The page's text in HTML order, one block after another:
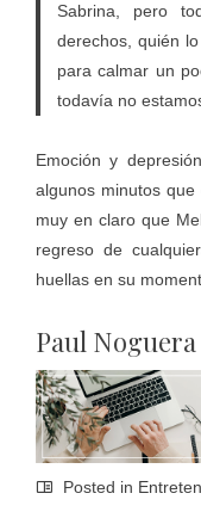
Sabrina, pero
derechos, quién
para calmar un
todavía no
Emoción y
algunos minutos
muy en claro que
regreso de
huellas en su
Paul Noguera
Posted in